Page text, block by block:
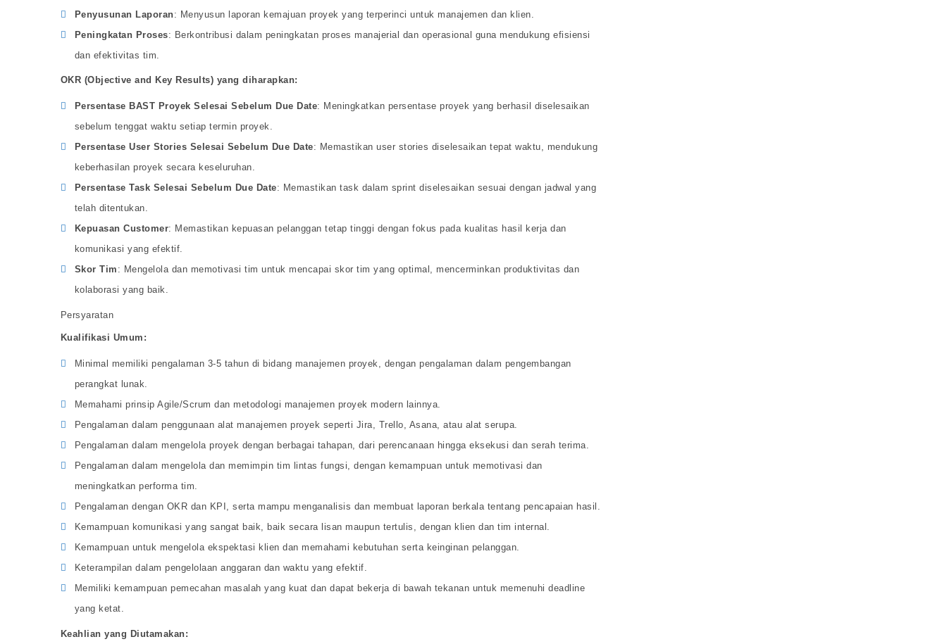
Penyusunan Laporan: Menyusun laporan kemajuan proyek yang terperinci untuk manajemen dan klien.
Peningkatan Proses: Berkontribusi dalam peningkatan proses manajerial dan operasional guna mendukung efisiensi
dan efektivitas tim.
OKR (Objective and Key Results) yang diharapkan:
Persentase BAST Proyek Selesai Sebelum Due Date: Meningkatkan persentase proyek yang berhasil diselesaikan
sebelum tenggat waktu setiap termin proyek.
Persentase User Stories Selesai Sebelum Due Date: Memastikan user stories diselesaikan tepat waktu, mendukung
keberhasilan proyek secara keseluruhan.
Persentase Task Selesai Sebelum Due Date: Memastikan task dalam sprint diselesaikan sesuai dengan jadwal yang
telah ditentukan.
Kepuasan Customer: Memastikan kepuasan pelanggan tetap tinggi dengan fokus pada kualitas hasil kerja dan
komunikasi yang efektif.
Skor Tim : Mengelola dan memotivasi tim untuk mencapai skor tim yang optimal, mencerminkan produktivitas dan
kolaborasi yang baik.
Persyaratan
Kualifikasi Umum:
Minimal memiliki pengalaman 3-5 tahun di bidang manajemen proyek, dengan pengalaman dalam pengembangan
perangkat lunak.
Memahami prinsip Agile/Scrum dan metodologi manajemen proyek modern lainnya.
Pengalaman dalam penggunaan alat manajemen proyek seperti Jira, Trello, Asana, atau alat serupa.
Pengalaman dalam mengelola proyek dengan berbagai tahapan, dari perencanaan hingga eksekusi dan serah terima.
Pengalaman dalam mengelola dan memimpin tim lintas fungsi, dengan kemampuan untuk memotivasi dan
meningkatkan performa tim.
Pengalaman dengan OKR dan KPI, serta mampu menganalisis dan membuat laporan berkala tentang pencapaian hasil.
Kemampuan komunikasi yang sangat baik, baik secara lisan maupun tertulis, dengan klien dan tim internal.
Kemampuan untuk mengelola ekspektasi klien dan memahami kebutuhan serta keinginan pelanggan.
Keterampilan dalam pengelolaan anggaran dan waktu yang efektif.
Memiliki kemampuan pemecahan masalah yang kuat dan dapat bekerja di bawah tekanan untuk memenuhi deadline
yang ketat.
Keahlian yang Diutamakan: